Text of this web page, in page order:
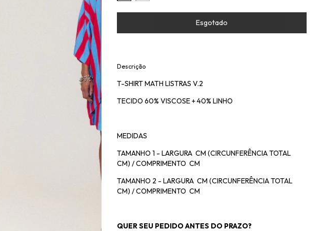
Descrição
T-SHIRT MATH LISTRAS V.2
TECIDO 60% VISCOSE + 40% LINHO
MEDIDAS
TAMANHO 1 - LARGURA CM (CIRCUNFERÊNCIA TOTAL
CM) / COMPRIMENTO CM
TAMANHO 2 - LARGURA CM (CIRCUNFERÊNCIA TOTAL
CM) / COMPRIMENTO CM
QUER SEU PEDIDO ANTES DO PRAZO?